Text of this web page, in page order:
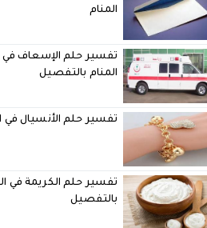
المنام
تفسير حلم الإسعاف في
المنام بالتفصيل
تفسير حلم الأنسيال في
تفسير حلم الكريمة في
بالتفصيل